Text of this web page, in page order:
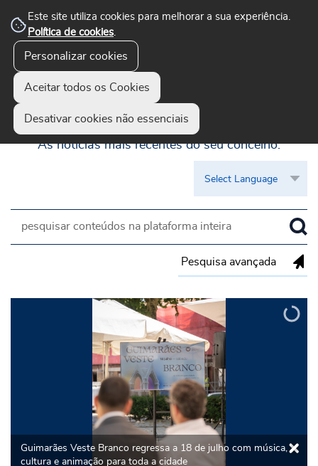
Este site utiliza cookies para melhorar a sua experiência.
Política de cookies.
Personalizar cookies
Aceitar todos os Cookies
Desativar cookies não essenciais
Pesquisa avançada
Guimarães Visível
As notícias mais recentes do seu concelho.
Guimarães Veste Branco regressa a 18 de julho com música,
cultura e animação para toda a cidade